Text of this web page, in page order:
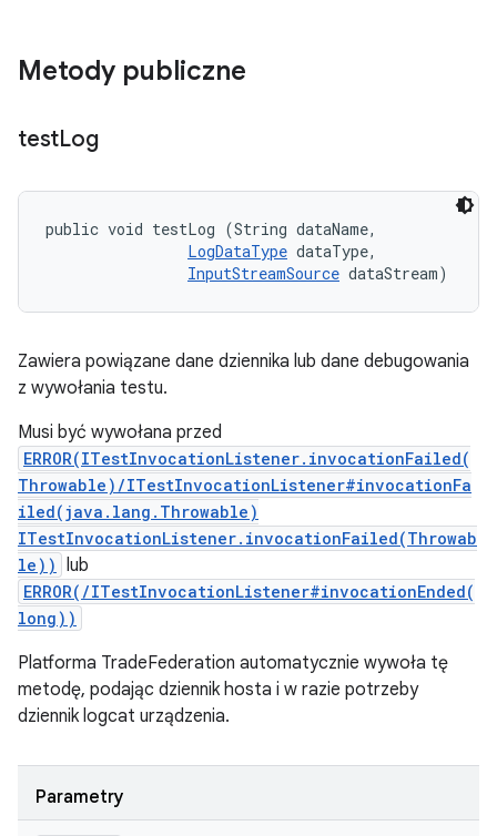
Metody publiczne
testLog
public void testLog (String dataName,
LogDataType dataType,
InputStreamSource dataStream)
Zawiera powiązane dane dziennika lub dane debugowania
z wywołania testu.
Musi być wywołana przed
ERROR(ITestInvocationListener.invocationFailed(
Throwable)/ITestInvocationListener#invocationFa
iled(java.lang.Throwable)
ITestInvocationListener.invocationFailed(Throwab
le)) lub
ERROR(/ITestInvocationListener#invocationEnded(
long))
Platforma TradeFederation automatycznie wywoła tę
metodę, podając dziennik hosta i w razie potrzeby
dziennik logcat urządzenia.
Parametry